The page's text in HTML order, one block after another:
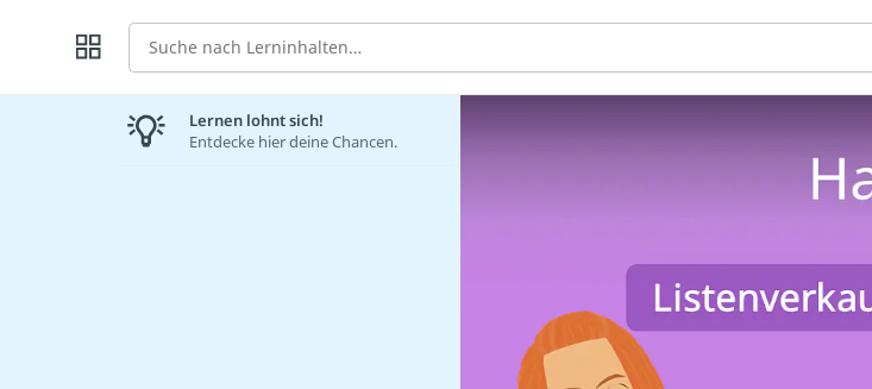
Suche
Lernen lohnt sich!
Entdecke hier deine Chancen.